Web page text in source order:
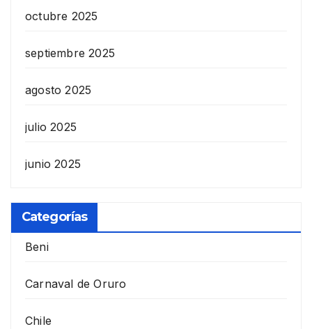
octubre 2025
septiembre 2025
agosto 2025
julio 2025
junio 2025
Categorías
Beni
Carnaval de Oruro
Chile